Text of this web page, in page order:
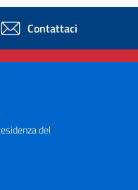
Contattaci
del